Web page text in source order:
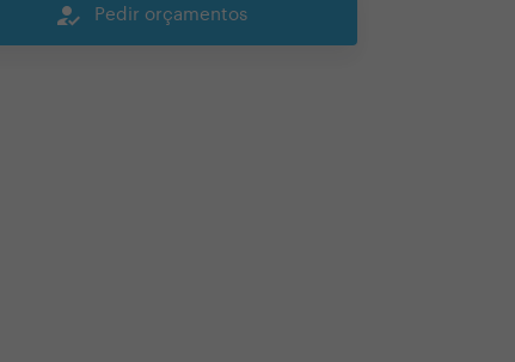
how_to_reg Pedir orçamentos